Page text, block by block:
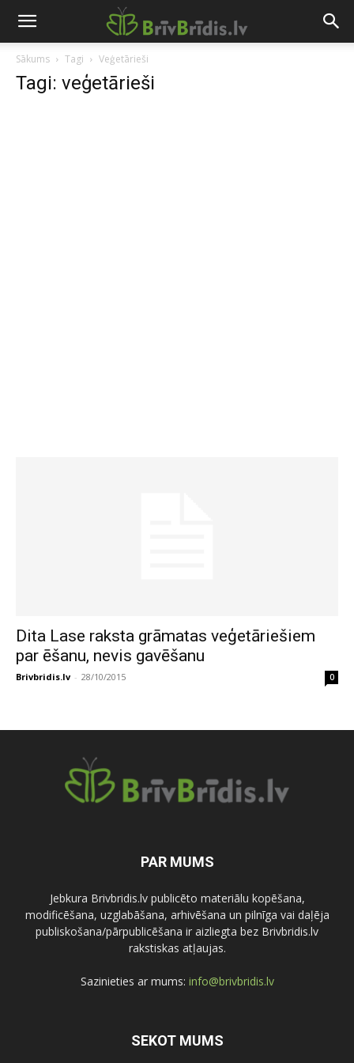
Sākums Tagi Veģetārieši
Tagi: veģetārieši
Dita Lase raksta grāmatas veģetāriešiem
par ēšanu, nevis gavēšanu
Brivbridis.lv - 28/10/2015 0
PAR MUMS
Jebkura Brivbridis.lv publicēto materiālu kopēšana,
modificēšana, uzglabāšana, arhivēšana un pilnīga vai daļēja
publiskošana/pārpublicēšana ir aizliegta bez Brivbridis.lv
rakstiskas atļaujas.
Sazinieties ar mums: info@brivbridis.lv
SEKOT MUMS